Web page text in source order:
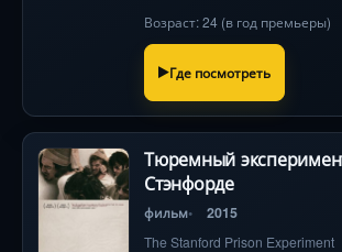
визуальном чуде от
Поттера».
Возраст: 24 (в год премьеры)
Где посмотреть
Тюремный
Стэнфорде
фильм 2015
The Stanford Prison Experiment